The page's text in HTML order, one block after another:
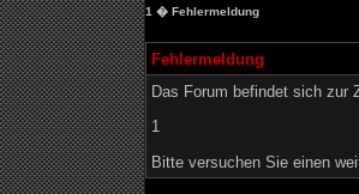
1 � Fehlermeldung
Fehlermeldung
Das Forum befindet sich zur
1
Bitte versuchen Sie einen